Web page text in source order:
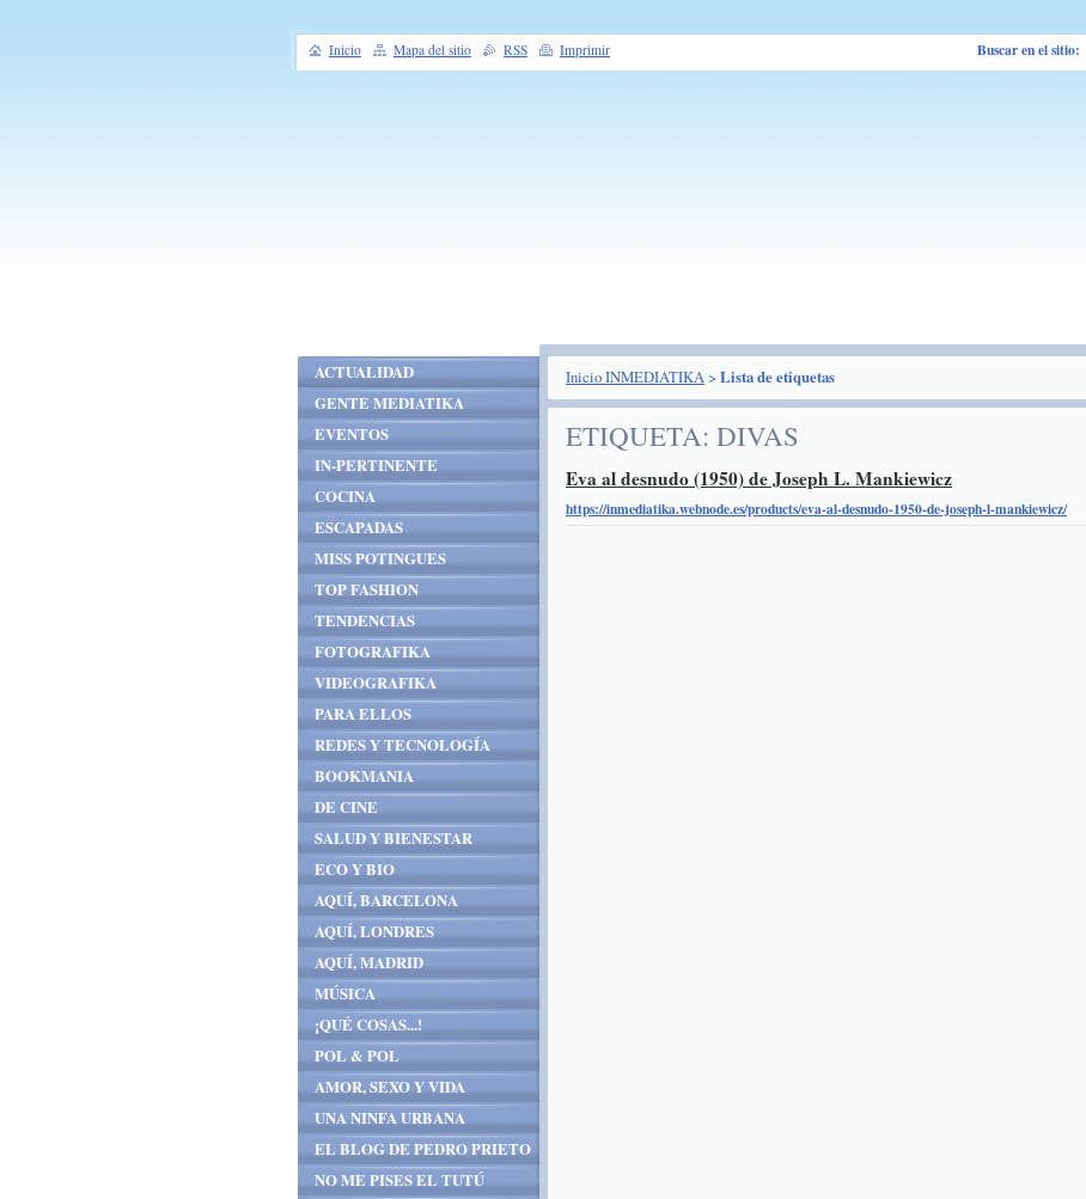
Inicio INMEDIATIKA> Lista de etiquetas
ETIQUETA: DIVAS
Eva al desnudo (1950) de Joseph L. Mankiewicz
https://inmediatika.webnode.es/products/eva-al-desnudo-1950-de-joseph-l-mankiewicz/
ACTUALIDAD
GENTE MEDIATIKA
EVENTOS
IN-PERTINENTE
COCINA
ESCAPADAS
MISS POTINGUES
TOP FASHION
TENDENCIAS
FOTOGRAFIKA
VIDEOGRAFIKA
PARA ELLOS
REDES Y TECNOLOGÍA
BOOKMANIA
DE CINE
SALUD Y BIENESTAR
ECO Y BIO
AQUÍ, BARCELONA
AQUÍ, LONDRES
AQUÍ, MADRID
MÚSICA
¡QUÉ COSAS...!
POL & POL
AMOR, SEXO Y VIDA
UNA NINFA URBANA
EL BLOG DE PEDRO PRIETO
NO ME PISES EL TUTÚ
Inicio Mapa del sitio RSS Imprimir Buscar en el sitio: